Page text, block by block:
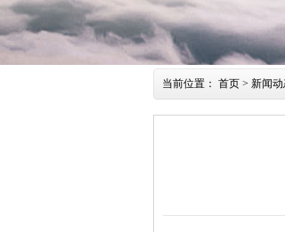
当前位置： 首页 > 新闻